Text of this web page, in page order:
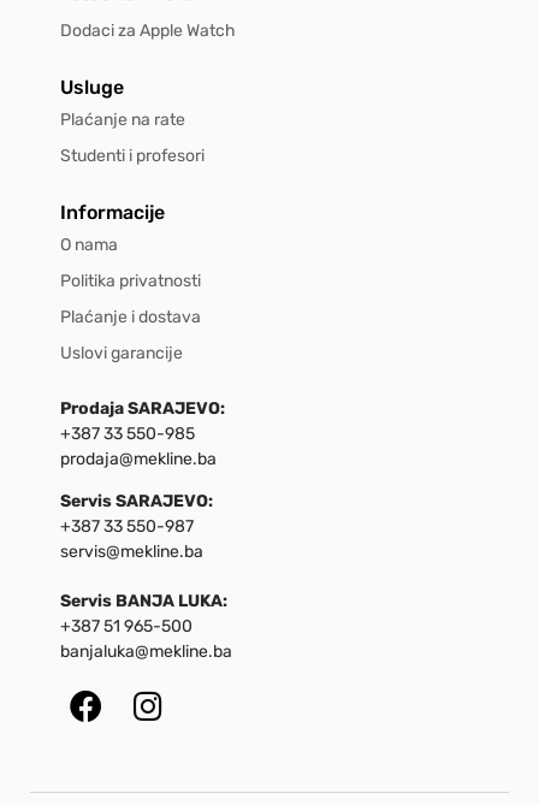
Dodaci za Apple Watch
Usluge
Plaćanje na rate
Studenti i profesori
Informacije
O nama
Politika privatnosti
Plaćanje i dostava
Uslovi garancije
Prodaja SARAJEVO:
+387 33 550-985
prodaja@mekline.ba
Servis SARAJEVO:
+387 33 550-987
servis@mekline.ba
Servis BANJA LUKA:
+387 51 965-500
banjaluka@mekline.ba